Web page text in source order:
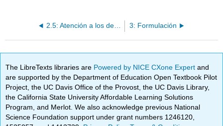
2.5: Atención a los detalles y toma de notas con las expectativas de los portátiles de laboratorio 3: Formulación
The LibreTexts libraries are Powered by NICE CXone Expertand
are supported by the Department of Education Open Textbook Pilot
Project, the UC Davis Office of the Provost, the UC Davis Library,
the California State University Affordable Learning Solutions
Program, and Merlot. We also acknowledge previous National
Science Foundation support under grant numbers 1246120,